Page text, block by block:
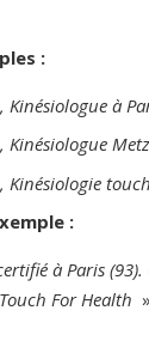
(et le
:
Kinésiologue à
Kinésiologue
Kinésiologie
:
à Paris
For Health